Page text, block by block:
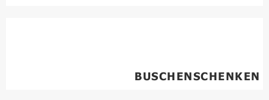
BUSCHENSCHENKEN